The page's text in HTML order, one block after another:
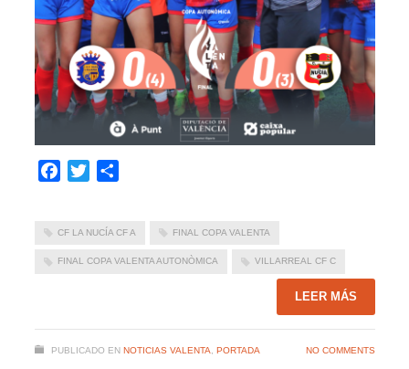
Facebook
Twitter
CF LA NUCÍA CF A FINAL COPA VALENTA
FINAL COPA VALENTA AUTONÒMICA VILLARREAL CF C
LEER MÁS
PUBLICADO EN NOTICIAS VALENTA PORTADA NO COMMENTS